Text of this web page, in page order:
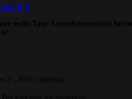
sechs Tage Ausnahmezustand
2 – RSC Oberhaid
Bocksgelüng im Sportheim